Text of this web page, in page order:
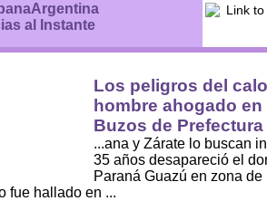
al Instante
Los peligros del
hombre ahogado
Buzos de Prefectura
...ana y Zárate lo buscan
35 años desapareció el
Paraná Guazú en zona
fue hallado en ...